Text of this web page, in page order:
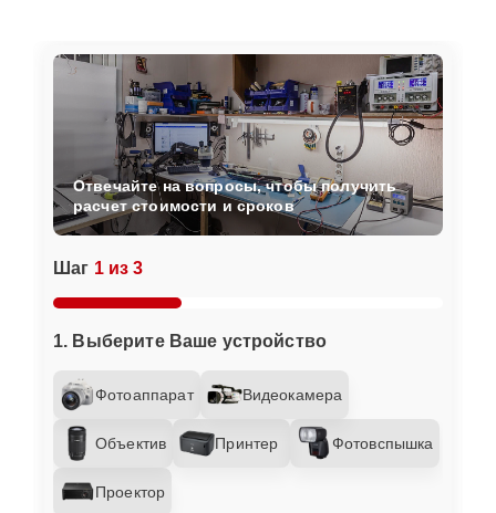
Шаг 1 из 3
1. Выберите Ваше устройство
Фотоаппарат Видеокамера
Объектив Принтер Фотовспышка
Проектор
Отвечайте на вопросы, чтобы получить
расчет стоимости и сроков